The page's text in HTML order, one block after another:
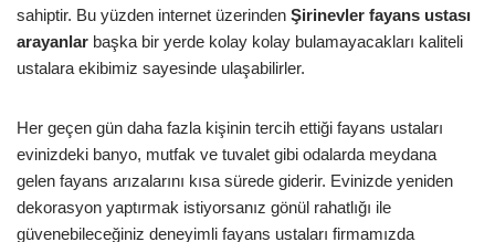
sahiptir. Bu yüzden internet üzerinden Şirinevler fayans ustası
arayanlar başka bir yerde kolay kolay bulamayacakları kaliteli
ustalara ekibimiz sayesinde ulaşabilirler.
Her geçen gün daha fazla kişinin tercih ettiği fayans ustaları
evinizdeki banyo, mutfak ve tuvalet gibi odalarda meydana
gelen fayans arızalarını kısa sürede giderir. Evinizde yeniden
dekorasyon yaptırmak istiyorsanız gönül rahatlığı ile
güvenebileceğiniz deneyimli fayans ustaları firmamızda